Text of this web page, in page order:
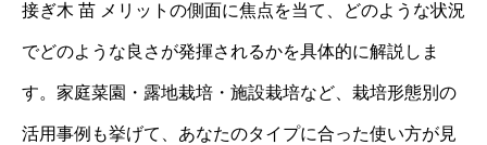
接ぎ木 苗 メリットの側面に焦点を当て、どのような状況
でどのような良さが発揮されるかを具体的に解説しま
す。家庭菜園・露地栽培・施設栽培など、栽培形態別の
活用事例も挙げて、あなたのタイプに合った使い方が見